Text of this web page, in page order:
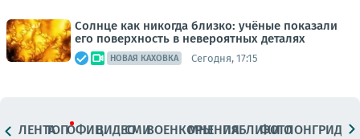
Солнце как никогда близко: учёные показали
его поверхность в невероятных деталях
НОВАЯ КАХОВКА Сегодня, 17:15
ЛЕНТАТОПОФИЦ.ВИДЕОСМИВОЕНКОРЫМНЕНИЯПАБЛИКИ
ФОТОЛОНГРИДЫ